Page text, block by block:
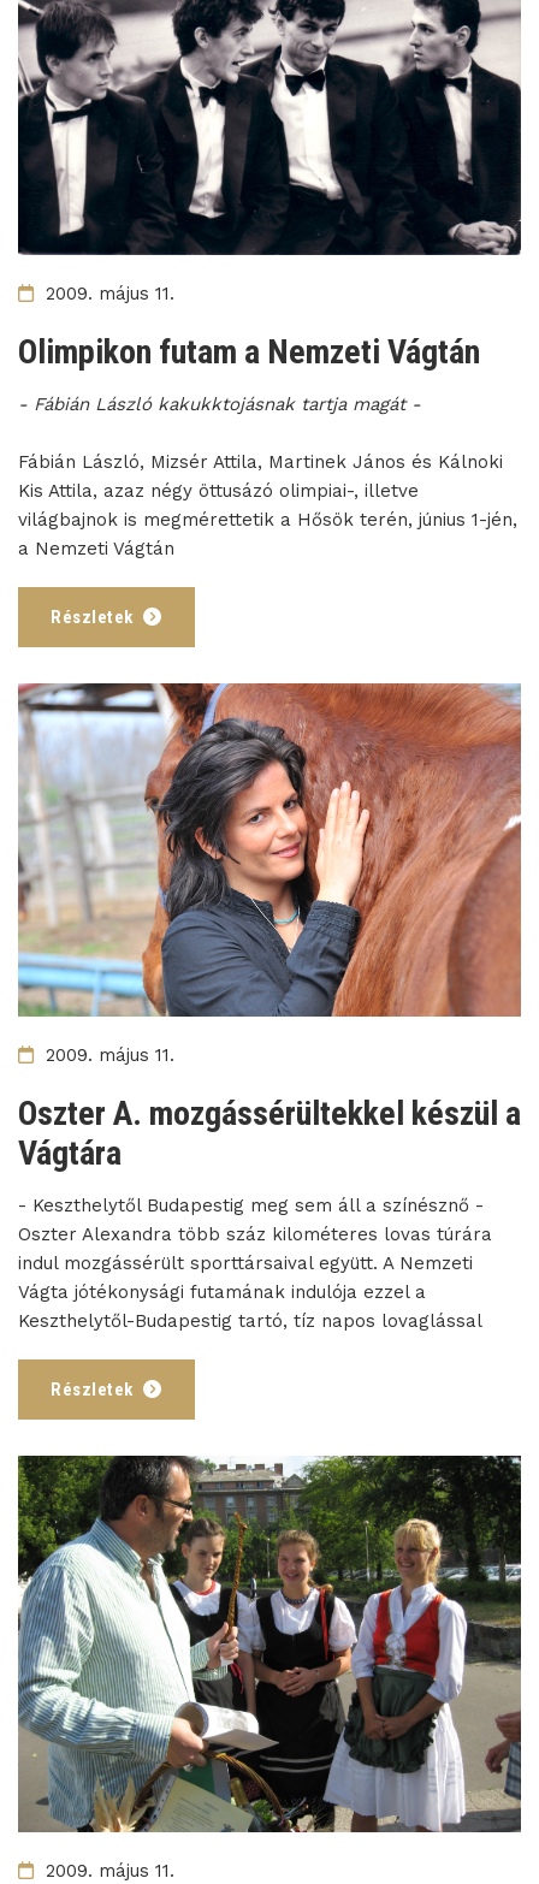
2009. május 11.
Olimpikon futam a Nemzeti Vágtán
- Fábián László kakukktojásnak tartja magát -
Fábián László, Mizsér Attila, Martinek János és Kálnoki
Kis Attila, azaz négy öttusázó olimpiai-, illetve
világbajnok is megmérettetik a Hősök terén, június 1-jén,
a Nemzeti Vágtán
Részletek
2009. május 11.
Oszter A. mozgássérültekkel készül a
Vágtára
- Keszthelytől Budapestig meg sem áll a színésznő -
Oszter Alexandra több száz kilométeres lovas túrára
indul mozgássérült sporttársaival együtt. A Nemzeti
Vágta jótékonysági futamának indulója ezzel a
Keszthelytől-Budapestig tartó, tíz napos lovaglással
Részletek
2009. május 11.